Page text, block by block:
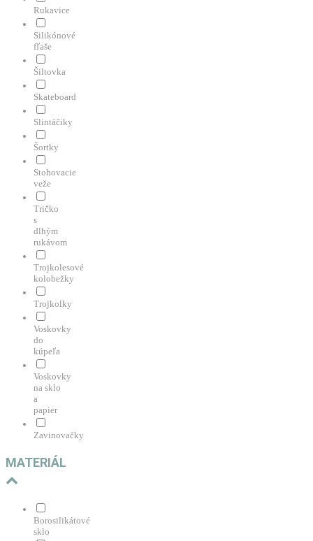
Rukavice
Silikónové
fľaše
Šiltovka
Skateboard
Slintáčiky
Šortky
Stohovacie
veže
Tričko
s
dlhým
rukávom
Trojkolesové
kolobežky
Trojkolky
Voskovky
do
kúpeľa
Voskovky
na sklo
a
papier
Zavinovačky
MATERIÁL
Borosilikátové
sklo